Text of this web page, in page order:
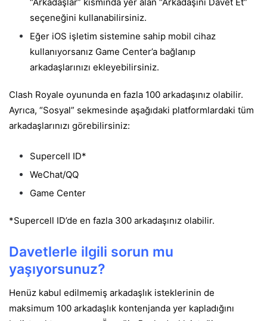
“Arkadaşlar” kısmında yer alan “Arkadaşını Davet Et”
seçeneğini kullanabilirsiniz.
Eğer iOS işletim sistemine sahip mobil cihaz
kullanıyorsanız Game Center’a bağlanıp
arkadaşlarınızı ekleyebilirsiniz.
Clash Royale oyununda en fazla 100 arkadaşınız olabilir.
Ayrıca, “Sosyal” sekmesinde aşağıdaki platformlardaki tüm
arkadaşlarınızı görebilirsiniz:
Supercell ID*
WeChat/QQ
Game Center
*Supercell ID’de en fazla 300 arkadaşınız olabilir.
Davetlerle ilgili sorun mu
yaşıyorsunuz?
Henüz kabul edilmemiş arkadaşlık isteklerinin de
maksimum 100 arkadaşlık kontenjanda yer kapladığını